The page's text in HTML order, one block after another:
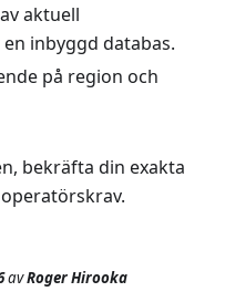
aktuell
inbyggd databas.
på region och
bekräfta din exakta
avRoger Hirooka